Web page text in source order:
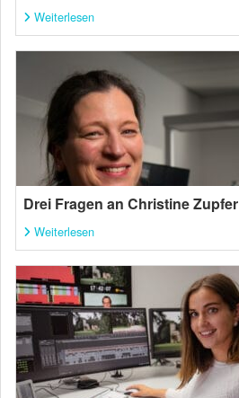
Weiterlesen
Drei Fragen an Christine Zupfer
Weiterlesen